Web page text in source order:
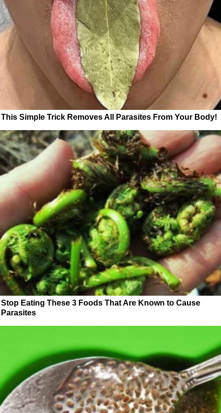
This Simple Trick Removes All Parasites From Your Body!
Stop Eating These 3 Foods That Are Known to Cause
Parasites